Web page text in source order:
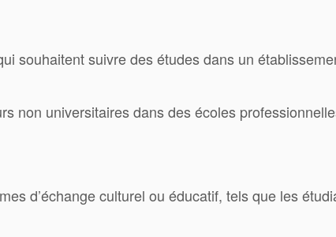
souhaitent suivre des études dans un
non universitaires dans des écoles
d’échange culturel ou éducatif, tels que les